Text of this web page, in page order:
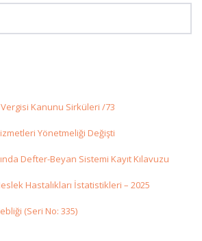
Vergisi Kanunu Sirküleri /73
Yönetmeliği Değişti
Defter-Beyan Sistemi Kayıt Kılavuzu
Hastalıkları İstatistikleri – 2025
(Seri No: 335)